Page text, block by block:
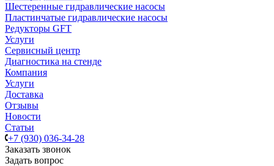
Шестеренные гидравлические насосы
Пластинчатые гидравлические насосы
Редукторы GFT
Услуги
Сервисный центр
Диагностика на стенде
Компания
Услуги
Доставка
Отзывы
Новости
Статьи
+7 (930) 036-34-28
Заказать звонок
Задать вопрос